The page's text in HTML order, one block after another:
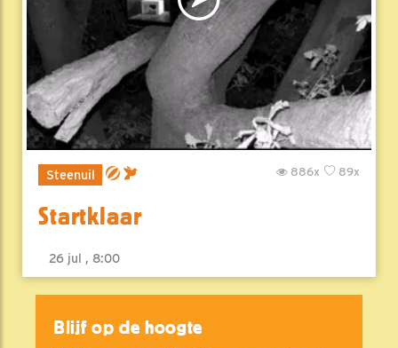
Steenuil 89x
886x
Startklaar
26 jul , 8:00
Blijf op de hoogte